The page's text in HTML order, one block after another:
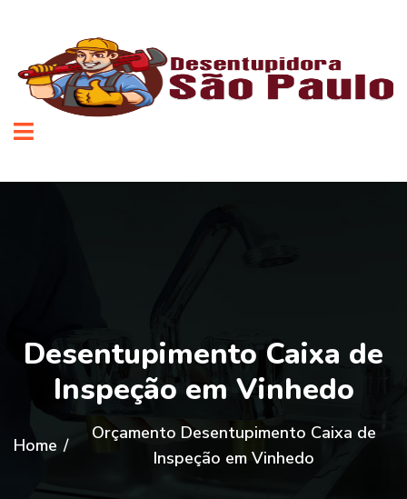
Desentupimento Caixa de
Inspeção em Vinhedo
Home /
Orçamento Desentupimento Caixa de
Inspeção em Vinhedo